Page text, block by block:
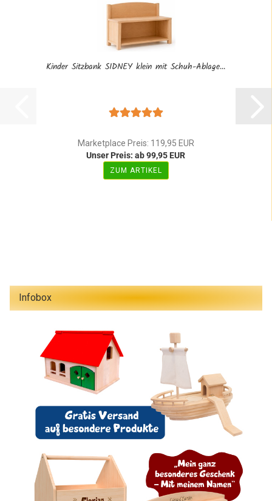
Kinder Sitzbank SIDNEY klein mit Schuh-Ablage...
Marketplace Preis: 119,95 EUR
Unser Preis: ab 99,95 EUR
ZUM ARTIKEL
Infobox